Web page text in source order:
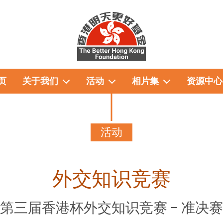
关于我们 活动 相片集 资源中心
活动
外交知识竞赛
第三届香港杯外交知识竞赛 – 准决赛